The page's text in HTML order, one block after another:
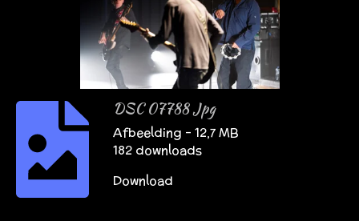
DSC 07788 Jpg
Afbeelding – 12,7 MB
182 downloads
Download